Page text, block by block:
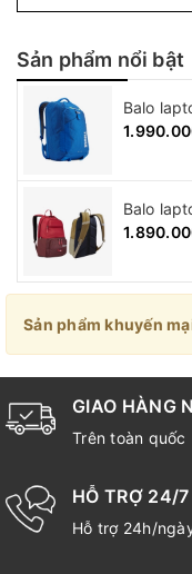
Sản phẩm nổi bật
Balo
Sản phẩm khuyến
GIAO HÀNG
Trên toàn quốc
HỖ TRỢ 24/7
Hỗ trợ 24h/